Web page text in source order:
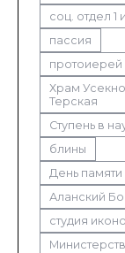
соц. отдел 1
пассия
протоиерей
Храм
Терская
Ступень в
блины
День
Аланский
студия